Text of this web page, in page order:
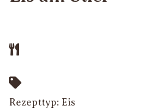
Rezepttyp: Eis